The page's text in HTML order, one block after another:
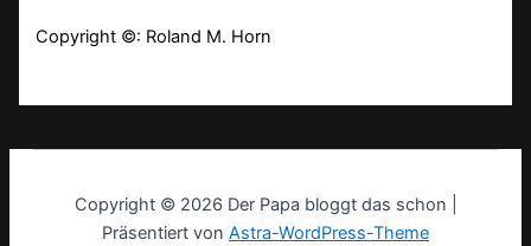
Copyright ©: Roland M. Horn
Copyright © 2026 Der Papa bloggt das schon |
Präsentiert von Astra-WordPress-Theme